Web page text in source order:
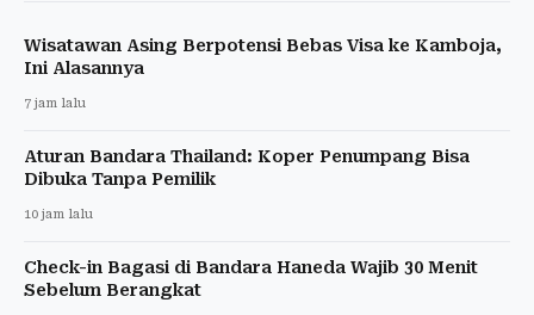
Wisatawan Asing Berpotensi Bebas Visa ke Kamboja,
Ini Alasannya
7 jam lalu
Aturan Bandara Thailand: Koper Penumpang Bisa
Dibuka Tanpa Pemilik
10 jam lalu
Check-in Bagasi di Bandara Haneda Wajib 30 Menit
Sebelum Berangkat